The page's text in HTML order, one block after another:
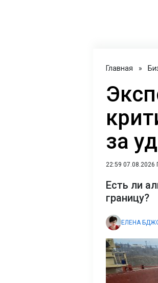
Главная »
за
22:59 07.08.2026
Есть ли
границу?
ЕЛЕНА